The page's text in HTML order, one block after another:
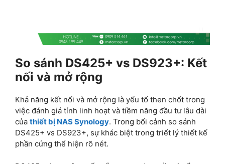
So sánh DS425+ vs DS923+: Kết
nối và mở rộng
Khả năng kết nối và mở rộng là yếu tố then chốt trong
việc đánh giá tính linh hoạt và tiềm năng đầu tư lâu dài
của thiết bị NAS Synology. Trong bối cảnh so sánh
DS425+ vs DS923+, sự khác biệt trong triết lý thiết kế
phần cứng thể hiện rõ nét.